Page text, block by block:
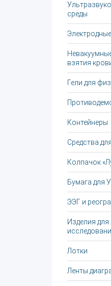
среды
взятия
Гели для
Контейнеры
Средства
Колпачок
Бумага для
ЭЭГ и
Изделия
Лотки
Ленты